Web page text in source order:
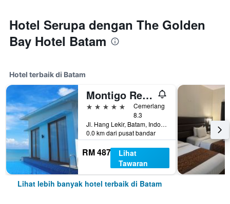
Hotel Serupa dengan The Golden
Bay Hotel Batam
Hotel terbaik di Batam
Montigo Resorts Nongsa
5 bintang
Cemerlang
8.3
Jl. Hang Lekir, Batam, Indonesia
0.0 km dari pusat bandar
RM 487
Lihat
Tawaran
Lihat lebih banyak hotel terbaik di Batam